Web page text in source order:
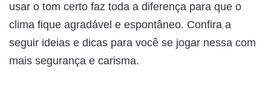
usar o tom certo faz toda a diferença para que o
clima fique agradável e espontâneo. Confira a
seguir ideias e dicas para você se jogar nessa com
mais segurança e carisma.